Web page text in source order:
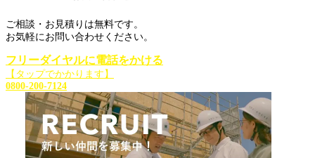
ご相談・お見積りは無料です。
お気軽にお問い合わせください。
フリーダイヤルに電話をかける
【タップでかかります】
0800-200-7124